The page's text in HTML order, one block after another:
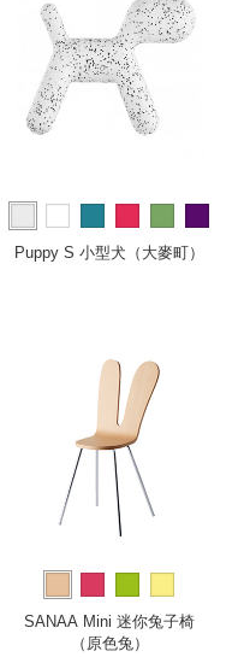
more
Puppy S 小型犬（大麥町）
SANAA Mini 迷你兔子椅
（原色兔）